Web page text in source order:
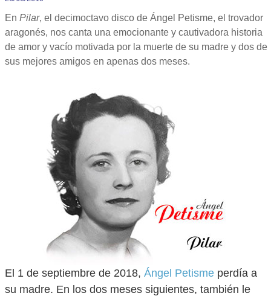
En Pilar, el decimoctavo disco de Ángel Petisme, el trovador
aragonés, nos canta una emocionante y cautivadora historia
de amor y vacío motivada por la muerte de su madre y dos de
sus mejores amigos en apenas dos meses.
El 1 de septiembre de 2018, Ángel Petisme perdía a
su madre. En los dos meses siguientes, también le